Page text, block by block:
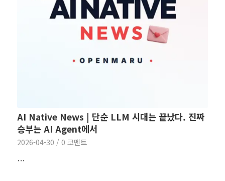
AI Native News | 단순 LLM 시대는 끝났다. 진짜
승부는 AI Agent에서
2026-04-30 / 0 코멘트
…